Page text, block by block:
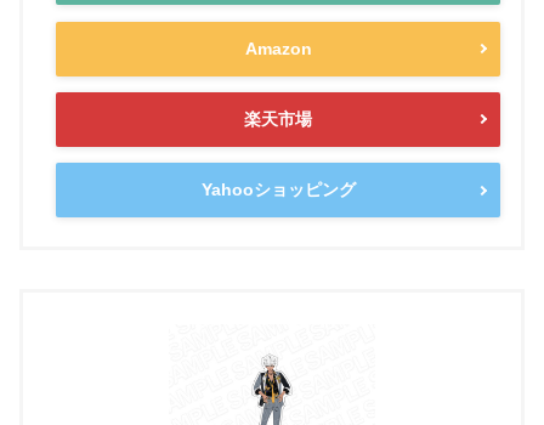
Amazon
楽天市場
Yahooショッピング